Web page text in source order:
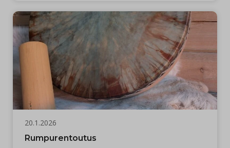
20.1.2026
Rumpurentoutus